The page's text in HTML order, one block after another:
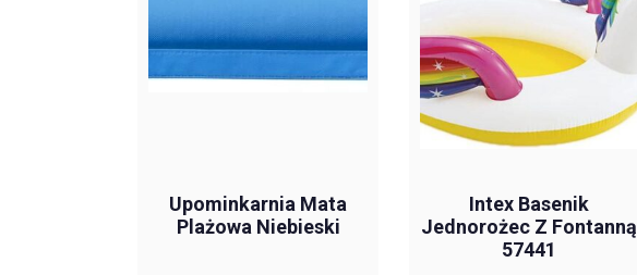
Upominkarnia Mata
Plażowa Niebieski
Intex Basenik
Jednorożec Z Fontanną
57441